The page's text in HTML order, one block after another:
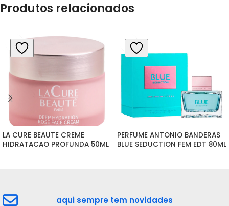
Produtos relacionados
LA CURE BEAUTE CREME
HIDRATACAO PROFUNDA 50ML
PERFUME ANTONIO BANDERAS
BLUE SEDUCTION FEM EDT 80ML
aqui sempre tem novidades